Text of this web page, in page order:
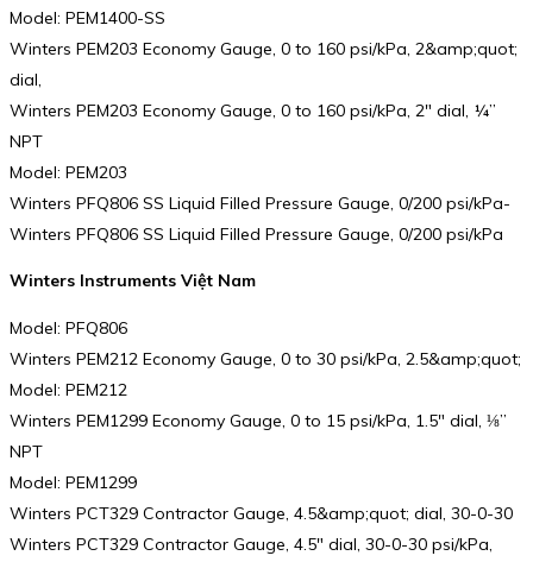
Model: PEM1400-SS
Winters PEM203 Economy Gauge, 0 to 160 psi/kPa, 2&amp;quot;
dial,
Winters PEM203 Economy Gauge, 0 to 160 psi/kPa, 2″ dial, ¼”
NPT
Model: PEM203
Winters PFQ806 SS Liquid Filled Pressure Gauge, 0/200 psi/kPa-
Winters PFQ806 SS Liquid Filled Pressure Gauge, 0/200 psi/kPa
Winters Instruments Việt Nam
Model: PFQ806
Winters PEM212 Economy Gauge, 0 to 30 psi/kPa, 2.5&amp;quot;
Model: PEM212
Winters PEM1299 Economy Gauge, 0 to 15 psi/kPa, 1.5″ dial, ⅛”
NPT
Model: PEM1299
Winters PCT329 Contractor Gauge, 4.5&amp;quot; dial, 30-0-30
Winters PCT329 Contractor Gauge, 4.5″ dial, 30-0-30 psi/kPa,